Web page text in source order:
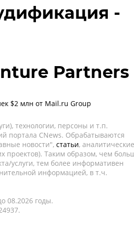
-
Partners
$2 млн от Mail.ru Group
технологии, персоны и т.п.
портала CNews. Обрабатываются
новости", статьи, аналитические
проектов). Таким образом, чем
услуги, тем более информативен
информацией, в т.ч.
08.2026 годы.